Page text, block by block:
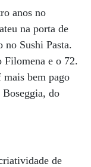
anos no
na porta de
no Sushi Pasta.
Filomena e o 72.
mais bem pago
Boseggia, do
de